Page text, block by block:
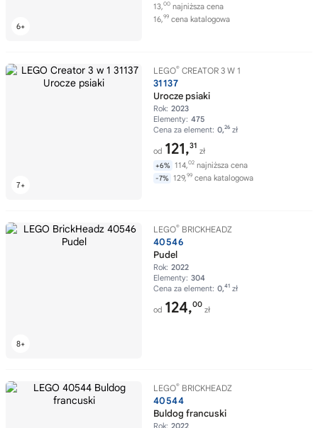
13,00 najniższa cena
16,99 cena katalogowa
LEGO® CREATOR 3 W 1
31137
Urocze psiaki
Rok: 2023
Elementy: 475
Cena za element: 0,26 zł
od 121,31
zł
+6% 114,02 najniższa cena
-7% 129,99 cena katalogowa
LEGO® BRICKHEADZ
40546
Pudel
Rok: 2022
Elementy: 304
Cena za element: 0,41 zł
od 124,00
zł
LEGO® BRICKHEADZ
40544
Buldog francuski
Rok: 2022